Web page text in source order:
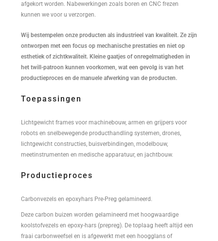
afgekort worden. Nabewerkingen zoals boren en CNC frezen
kunnen we voor u verzorgen.
Wij bestempelen onze producten als industrieel van kwaliteit. Ze zijn
ontworpen met een focus op mechanische prestaties en niet op
esthetiek of zichtkwaliteit. Kleine gaatjes of onregelmatigheden in
het twill-patroon kunnen voorkomen, wat een gevolg is van het
productieproces en de manuele afwerking van de producten.
Toepassingen
Lichtgewicht frames voor machinebouw, armen en grijpers voor
robots en snelbewegende producthandling systemen, drones,
lichtgewicht constructies, buisverbindingen, modelbouw,
meetinstrumenten en medische apparatuur, en jachtbouw.
Productieproces
Carbonvezels en epoxyhars Pre-Preg gelamineerd.
Deze carbon buizen worden gelamineerd met hoogwaardige
koolstofvezels en epoxy-hars (prepreg). De toplaag heeft altijd een
fraai carbonweefsel en is afgewerkt met een hoogglans of